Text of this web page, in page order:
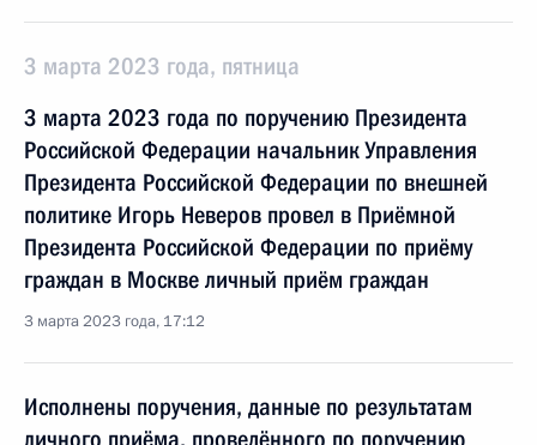
3 марта 2023 года, пятница
3 марта 2023 года по поручению Президента
Российской Федерации начальник Управления
Президента Российской Федерации по внешней
политике Игорь Неверов провел в Приёмной
Президента Российской Федерации по приёму
граждан в Москве личный приём граждан
3 марта 2023 года, 17:12
Исполнены поручения, данные по результатам
личного приёма, проведённого по поручению